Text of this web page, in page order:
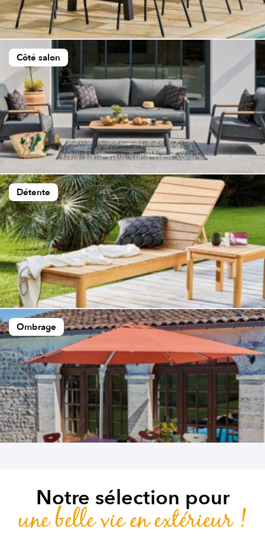
Côté salon
Détente
Ombrage
Notre sélection pour
une belle vie en extérieur !